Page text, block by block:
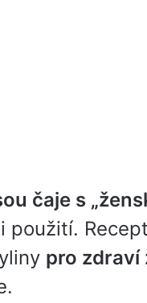
čaje s
použití.
pro zdraví